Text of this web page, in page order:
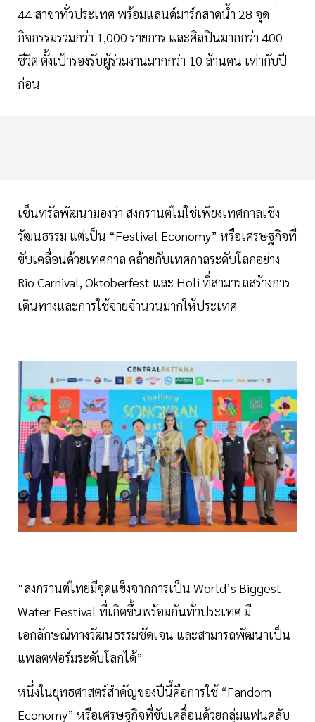
44 สาขาทั่วประเทศ พร้อมแลนด์มาร์กสาดน้ำ 28 จุด
กิจกรรมรวมกว่า 1,000 รายการ และศิลปินมากกว่า 400
ชีวิต ตั้งเป้ารองรับผู้ร่วมงานมากกว่า 10 ล้านคน เท่ากับปี
ก่อน
เซ็นทรัลพัฒนามองว่า สงกรานต์ไม่ใช่เพียงเทศกาลเชิง
วัฒนธรรม แต่เป็น “Festival Economy” หรือเศรษฐกิจที่
ขับเคลื่อนด้วยเทศกาล คล้ายกับเทศกาลระดับโลกอย่าง
Rio Carnival, Oktoberfest และ Holi ที่สามารถสร้างการ
เดินทางและการใช้จ่ายจำนวนมากให้ประเทศ
“สงกรานต์ไทยมีจุดแข็งจากการเป็น World’s Biggest
Water Festival ที่เกิดขึ้นพร้อมกันทั่วประเทศ มี
เอกลักษณ์ทางวัฒนธรรมชัดเจน และสามารถพัฒนาเป็น
แพลตฟอร์มระดับโลกได้”
หนึ่งในยุทธศาสตร์สำคัญของปีนี้คือการใช้ “Fandom
Economy” หรือเศรษฐกิจที่ขับเคลื่อนด้วยกลุ่มแฟนคลับ